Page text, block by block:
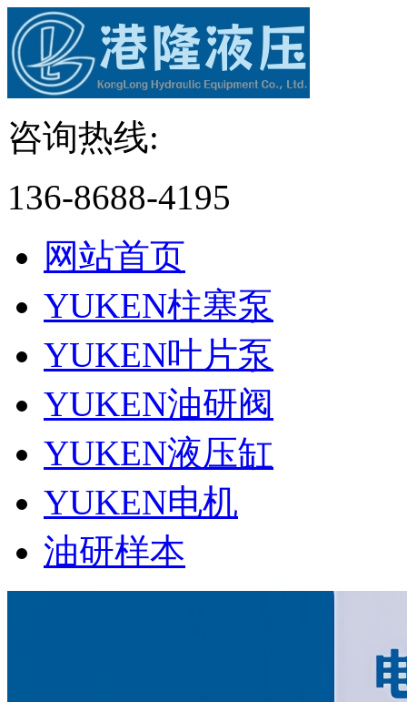
咨询热线:
136-8688-4195
网站首页
YUKEN柱塞泵
YUKEN叶片泵
YUKEN油研阀
YUKEN液压缸
YUKEN电机
油研样本